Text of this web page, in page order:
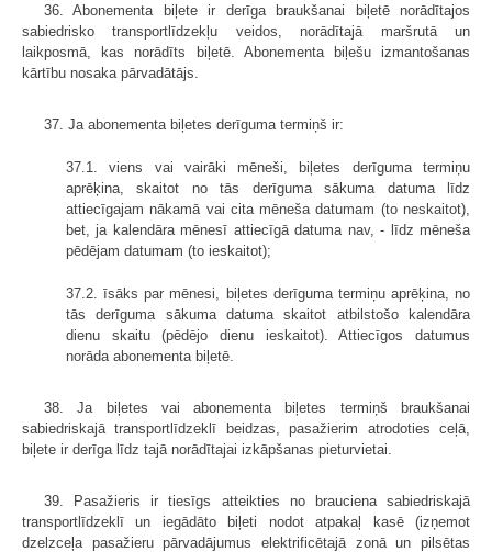
36. Abonementa biļete ir derīga braukšanai biļetē norādītajos
sabiedrisko transportlīdzekļu veidos, norādītajā maršrutā un
laikposmā, kas norādīts biļetē. Abonementa biļešu izmantošanas
kārtību nosaka pārvadātājs.
37. Ja abonementa biļetes derīguma termiņš ir:
37.1. viens vai vairāki mēneši, biļetes derīguma termiņu
aprēķina, skaitot no tās derīguma sākuma datuma līdz
attiecīgajam nākamā vai cita mēneša datumam (to neskaitot),
bet, ja kalendāra mēnesī attiecīgā datuma nav, - līdz mēneša
pēdējam datumam (to ieskaitot);
37.2. īsāks par mēnesi, biļetes derīguma termiņu aprēķina, no
tās derīguma sākuma datuma skaitot atbilstošo kalendāra
dienu skaitu (pēdējo dienu ieskaitot). Attiecīgos datumus
norāda abonementa biļetē.
38. Ja biļetes vai abonementa biļetes termiņš braukšanai
sabiedriskajā trans­portlīdzeklī beidzas, pasažierim atrodoties ceļā,
biļete ir derīga līdz tajā norādītajai izkāpšanas pieturvietai.
39. Pasažieris ir tiesīgs atteikties no brauciena sabiedriskajā
transport­līdzeklī un iegādāto biļeti nodot atpakaļ kasē (izņemot
dzelzceļa pasažieru pārvadājumus elektrificētajā zonā un pilsētas